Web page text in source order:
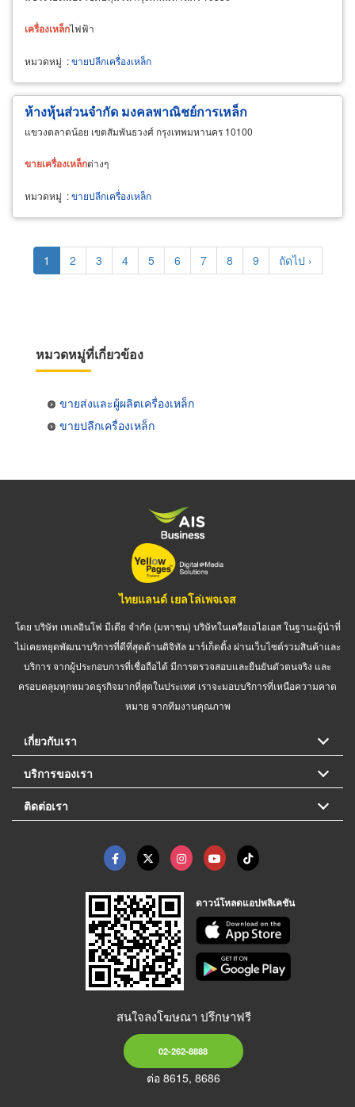
เครื่องเหล็กไฟฟ้า
หมวดหมู่ :ขายปลีกเครื่องเหล็ก
ห้างหุ้นส่วนจำกัด มงคลพาณิชย์การเหล็ก
แขวงตลาดน้อย เขตสัมพันธวงศ์ กรุงเทพมหานคร 10100
ขายเครื่องเหล็กต่างๆ
หมวดหมู่ :ขายปลีกเครื่องเหล็ก
Pagination
Current
page
1 Page
2 Page
3 Page
4 Page
5 Page
6 Page
7 Page
8 Page
9
Next
page
ถัดไป ›
หมวดหมู่ที่เกี่ยวข้อง
ขายส่งและผู้ผลิตเครื่องเหล็ก
ขายปลีกเครื่องเหล็ก
ไทยแลนด์ เยลโล่เพจเจส
โดย บริษัท เทเลอินโฟ มีเดีย จำกัด (มหาชน) บริษัทในเครือเอไอเอส ในฐานะผู้นำที่
ไม่เคยหยุดพัฒนาบริการที่ดีที่สุดด้านดิจิทัล มาร์เก็ตติ้ง ผ่านเว็บไซต์รวมสินค้าและ
บริการ จากผู้ประกอบการที่เชื่อถือได้ มีการตรวจสอบและยืนยันตัวตนจริง และ
ครอบคลุมทุกหมวดธุรกิจมากที่สุดในประเทศ เราจะมอบบริการที่เหนือความคาด
หมาย จากทีมงานคุณภาพ
เกี่ยวกับเรา
บริการของเรา
ติดต่อเรา
ดาวน์โหลดแอปพลิเคชัน
สนใจลงโฆษณา ปรึกษาฟรี
02-262-8888
ต่อ 8615, 8686